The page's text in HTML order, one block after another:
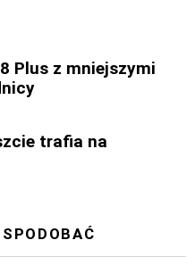
Plus z mniejszymi
trafia na